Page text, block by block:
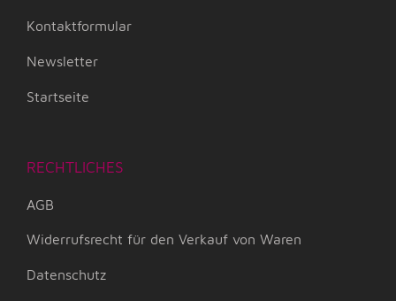
Kontaktformular
Newsletter
Startseite
RECHTLICHES
AGB
Widerrufsrecht für den Verkauf von Waren
Datenschutz